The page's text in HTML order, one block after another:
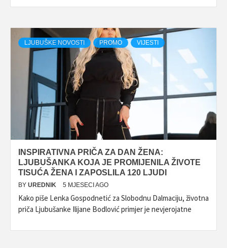
LJUBUŠKE NOVOSTI PROMO VIJESTI
INSPIRATIVNA PRIČA ZA DAN ŽENA:
LJUBUŠANKA KOJA JE PROMIJENILA ŽIVOTE
TISUĆA ŽENA I ZAPOSLILA 120 LJUDI
BY UREDNIK 5 MJESECI AGO
Kako piše Lenka Gospodnetić za Slobodnu Dalmaciju, životna
priča Ljubušanke Ilijane Bodlović primjer je nevjerojatne